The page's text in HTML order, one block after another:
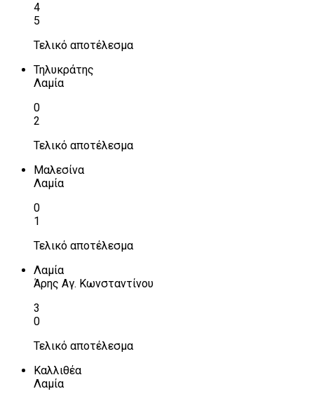
4
5
Τελικό αποτέλεσμα
Τηλυκράτης
Λαμία
0
2
Τελικό αποτέλεσμα
Μαλεσίνα
Λαμία
0
1
Τελικό αποτέλεσμα
Λαμία
Άρης Αγ. Κωνσταντίνου
3
0
Τελικό αποτέλεσμα
Καλλιθέα
Λαμία